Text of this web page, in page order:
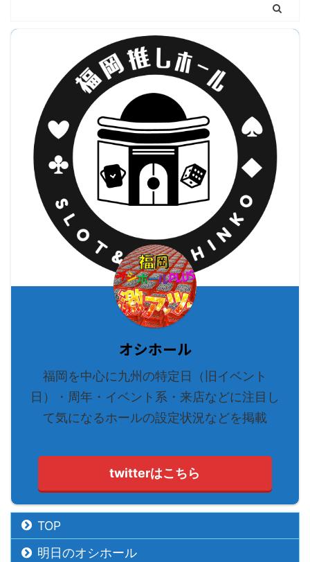
オシホール
福岡を中心に九州の特定日（旧イベント
日）・周年・イベント系・来店などに注目し
て気になるホールの設定状況などを掲載
twitterはこちら
TOP
明日のオシホール